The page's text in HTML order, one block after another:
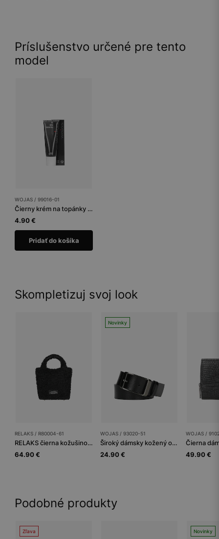
Príslušenstvo určené pre tento
model
WOJAS / 99016-01
Čierny krém na topánky tuba 75 ml
4.90 €
Pridať do košíka
Skompletizuj svoj look
RELAKS / R80004-61
RELAKS čierna kožušinová kabelka kufrík
64.90 €
Novinky
WOJAS / 93020-51
Široký dámsky kožený opasok v minimalistickom dizajne
24.90 €
WOJAS /
49.90 €
Podobné produkty
Zľava Novinky